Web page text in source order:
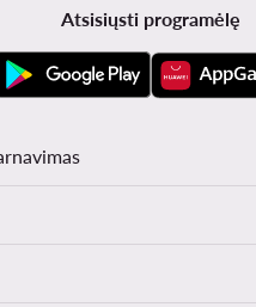
Atsisiųsti programėlę